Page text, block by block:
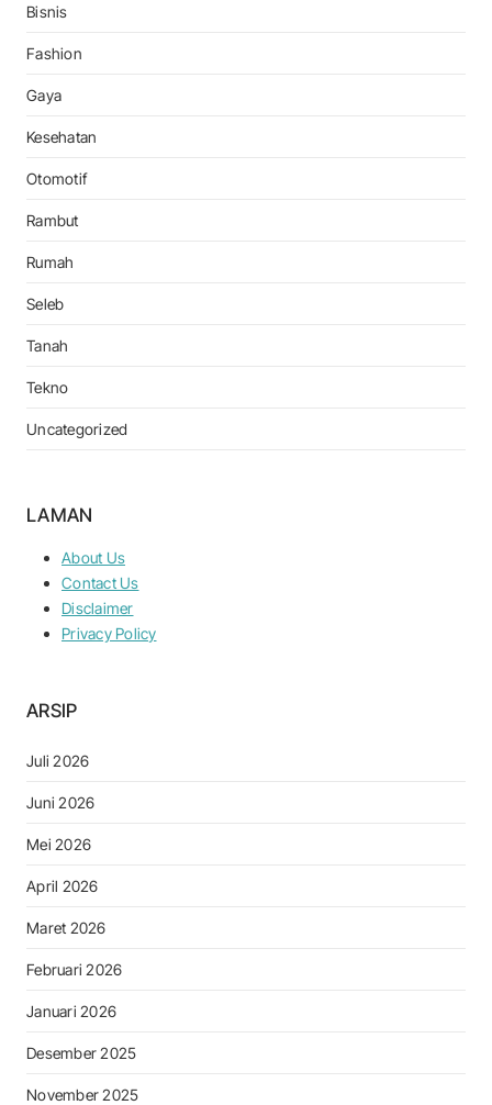
Bisnis
Fashion
Gaya
Kesehatan
Otomotif
Rambut
Rumah
Seleb
Tanah
Tekno
Uncategorized
LAMAN
About Us
Contact Us
Disclaimer
Privacy Policy
ARSIP
Juli 2026
Juni 2026
Mei 2026
April 2026
Maret 2026
Februari 2026
Januari 2026
Desember 2025
November 2025